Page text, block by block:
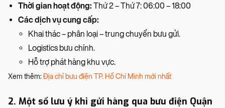
Thời gian hoạt động: Thứ 2 – Thứ 7: 06:00 – 18:00
Các dịch vụ cung cấp:
Khai thác – phân loại – trung chuyển bưu gửi.
Logistics bưu chính.
Hỗ trợ phát hàng khu vực.
Xem thêm:Địa chỉ bưu điện TP. Hồ Chí Minh mới nhất
2. Một số lưu ý khi gửi hàng qua bưu điện Quận